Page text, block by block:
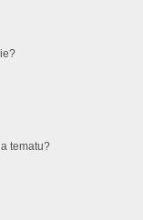
tematu?